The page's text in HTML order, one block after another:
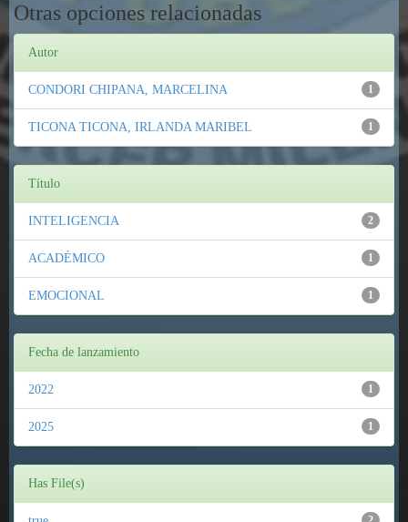
Otras opciones relacionadas
Autor
1
CONDORI CHIPANA, MARCELINA
1
TICONA TICONA, IRLANDA MARIBEL
Título
2
INTELIGENCIA
1
ACADÉMICO
1
EMOCIONAL
Fecha de lanzamiento
1
2022
1
2025
Has File(s)